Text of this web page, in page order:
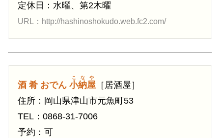
定休日：水曜、第2木曜
URL：http://hashinoshokudo.web.fc2.com/
酒 肴 おでん 小納屋
こなや
［居酒屋］
住所：岡山県津山市元魚町53
TEL：0868-31-7006
予約：可